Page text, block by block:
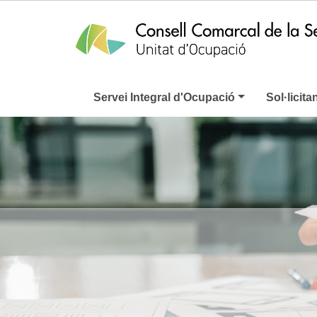
Servei Integral d'Ocupació